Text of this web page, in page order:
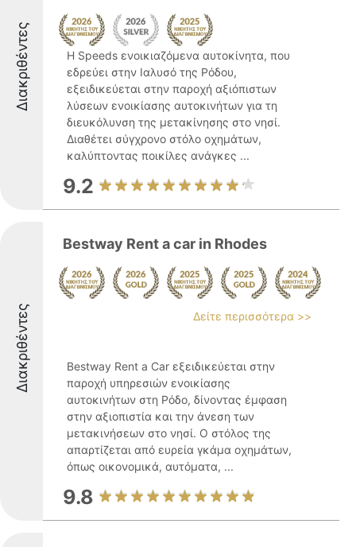
Διακριθέντες
Η Speeds ενοικιαζόμενα αυτοκίνητα, που
εδρεύει στην Ιαλυσό της Ρόδου,
εξειδικεύεται στην παροχή αξιόπιστων
λύσεων ενοικίασης αυτοκινήτων για τη
διευκόλυνση της μετακίνησης στο νησί.
Διαθέτει σύγχρονο στόλο οχημάτων,
καλύπτοντας ποικίλες ανάγκες ...
9.2
Διακριθέντες
Bestway Rent a car in Rhodes
Δείτε περισσότερα >>
Bestway Rent a Car εξειδικεύεται στην
παροχή υπηρεσιών ενοικίασης
αυτοκινήτων στη Ρόδο, δίνοντας έμφαση
στην αξιοπιστία και την άνεση των
μετακινήσεων στο νησί. Ο στόλος της
απαρτίζεται από ευρεία γκάμα οχημάτων,
όπως οικονομικά, αυτόματα, ...
9.8